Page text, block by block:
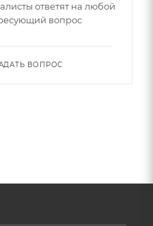
ответят на любой
вопрос
ВОПРОС